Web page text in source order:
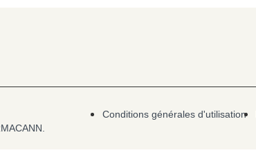
Conditions générales d'utilisation